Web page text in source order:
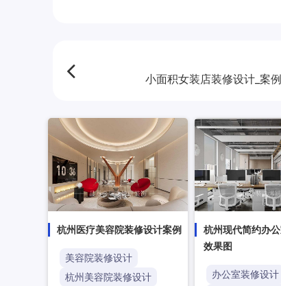
小面积女装店装修设计_案
杭州医疗美容院装修设计案例
美容院装修设计
杭州美容院装修设计
杭州现代简约办
效果图
办公室装修设计